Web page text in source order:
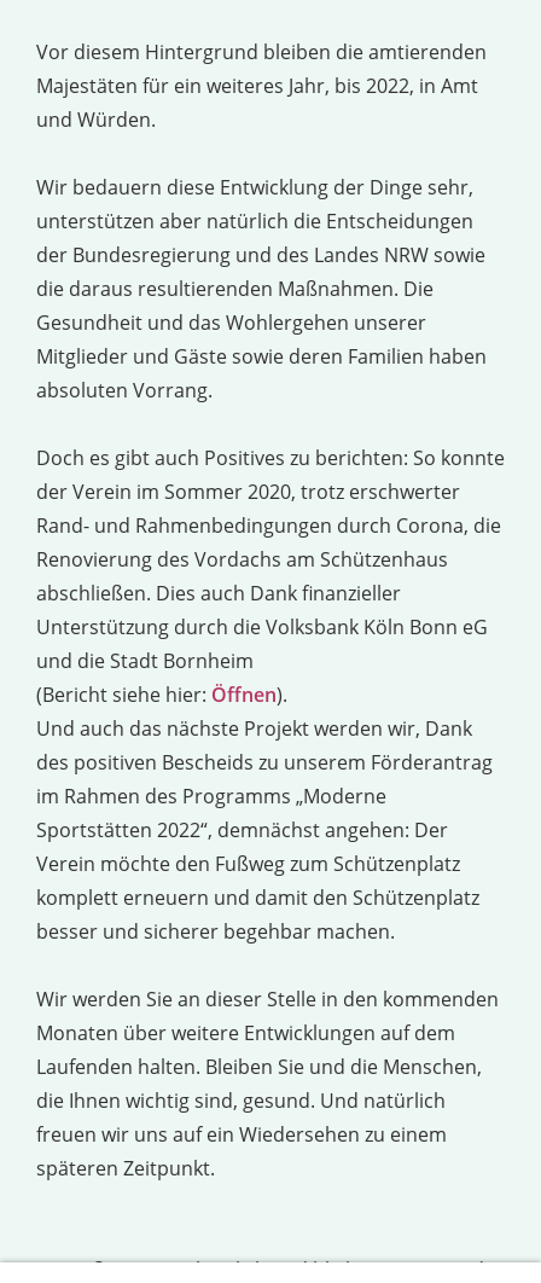
Vor diesem Hintergrund bleiben die amtierenden
Majestäten für ein weiteres Jahr, bis 2022, in Amt
und Würden.
Wir bedauern diese Entwicklung der Dinge sehr,
unterstützen aber natürlich die Entscheidungen
der Bundesregierung und des Landes NRW sowie
die daraus resultierenden Maßnahmen. Die
Gesundheit und das Wohlergehen unserer
Mitglieder und Gäste sowie deren Familien haben
absoluten Vorrang.
Doch es gibt auch Positives zu berichten: So konnte
der Verein im Sommer 2020, trotz erschwerter
Rand- und Rahmenbedingungen durch Corona, die
Renovierung des Vordachs am Schützenhaus
abschließen. Dies auch Dank finanzieller
Unterstützung durch die Volksbank Köln Bonn eG
und die Stadt Bornheim
(Bericht siehe hier: Öffnen).
Und auch das nächste Projekt werden wir, Dank
des positiven Bescheids zu unserem Förderantrag
im Rahmen des Programms „Moderne
Sportstätten 2022“, demnächst angehen: Der
Verein möchte den Fußweg zum Schützenplatz
komplett erneuern und damit den Schützenplatz
besser und sicherer begehbar machen.
Wir werden Sie an dieser Stelle in den kommenden
Monaten über weitere Entwicklungen auf dem
Laufenden halten. Bleiben Sie und die Menschen,
die Ihnen wichtig sind, gesund. Und natürlich
freuen wir uns auf ein Wiedersehen zu einem
späteren Zeitpunkt.
Es grüßt Sie ganz herzlich und bleiben Sie gesund